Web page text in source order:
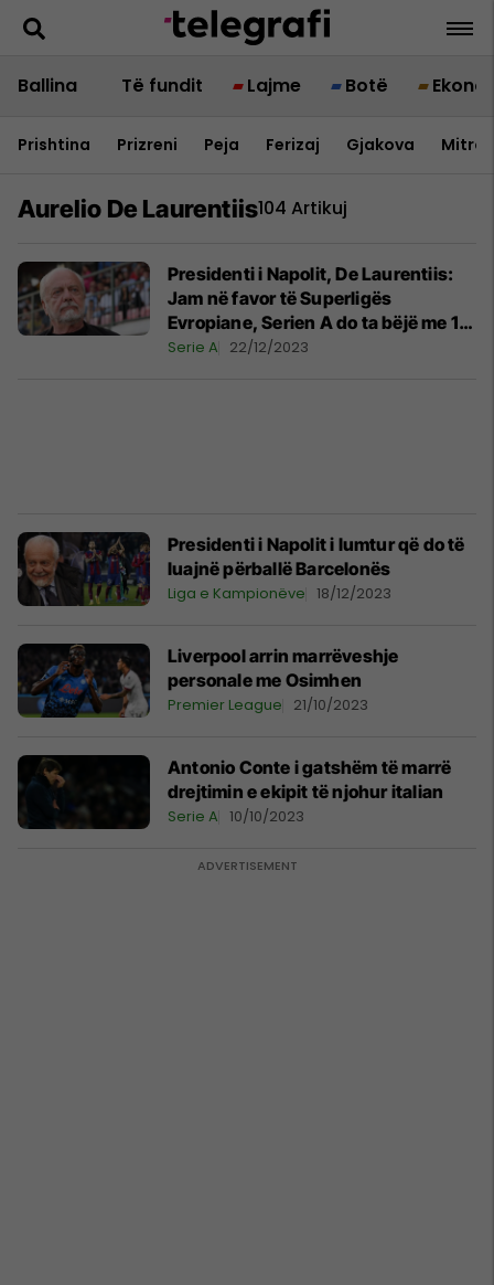
Ballina Të fundit Lajme Botë
Prishtina Prizreni Peja Ferizaj Gjakova
Aurelio De Laurentiis104 Artikuj
Presidenti i Napolit, De Laurentiis:
Jam në favor të Superligës
Evropiane, Serien A do ta bëjë me 14
ekipe
Serie A 22/12/2023
Presidenti i Napolit i lumtur që do të
luajnë përballë Barcelonës
Liga e Kampionëve 18/12/2023
Liverpool arrin marrëveshje
personale me Osimhen
Premier League 21/10/2023
Antonio Conte i gatshëm të marrë
drejtimin e ekipit të njohur italian
Serie A 10/10/2023